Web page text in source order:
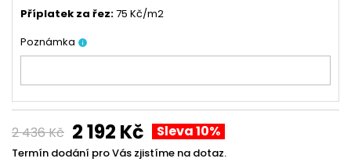
Příplatek za řez:75 Kč/m2
Poznámka info
2 436 Kč 2 192 Kč Sleva 10%
Termín dodání pro Vás zjistíme na dotaz.